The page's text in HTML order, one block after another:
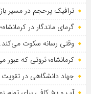
ترافیک پرحجم در مسیر
گرمای ماندگار در
وقتی رسانه سکوت
کرمانشاه؛ ثروتی که
جهاد دانشگاهی در